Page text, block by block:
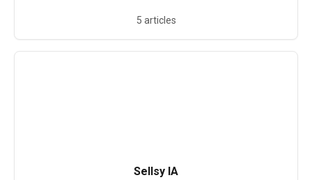
5 articles
Sellsy IA